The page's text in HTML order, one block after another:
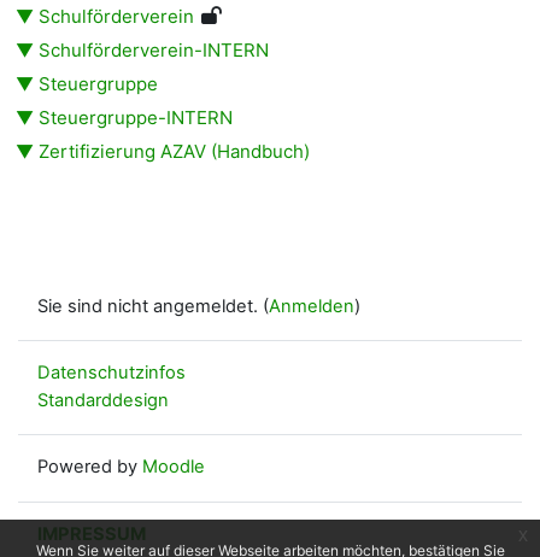
Wenn Sie weiter auf dieser Webseite arbeiten möchten, bestätigen Sie
▼ Schulförderverein
▼ Schulförderverein-INTERN
▼ Steuergruppe
▼ Steuergruppe-INTERN
▼ Zertifizierung AZAV (Handbuch)
Sie sind nicht angemeldet. (Anmelden)
Datenschutzinfos
Standarddesign
Powered by Moodle
IMPRESSUM